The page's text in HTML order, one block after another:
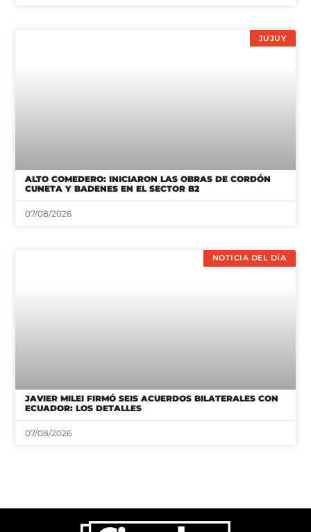
JUJUY
ALTO COMEDERO: INICIARON LAS OBRAS DE CORDÓN
CUNETA Y BADENES EN EL SECTOR B2
07/08/2026
NOTICIA DEL DÍA
JAVIER MILEI FIRMÓ SEIS ACUERDOS BILATERALES CON
ECUADOR: LOS DETALLES
07/08/2026